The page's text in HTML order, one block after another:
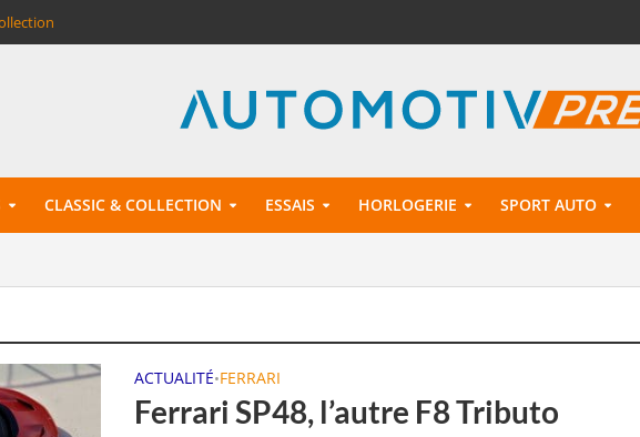
CLASSIC & COLLECTION ESSAIS HORLOGERIE SPORT AUTO
ACTUALITÉ•FERRARI
Ferrari SP48, l’autre F8 Tributo